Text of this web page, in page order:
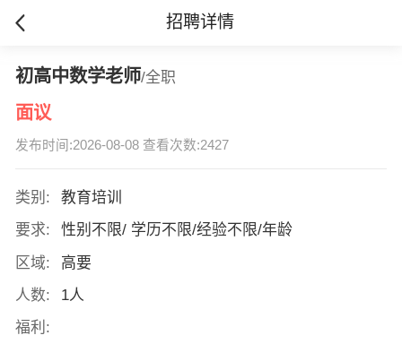
招聘详情
初高中数学老师/全职
面议
发布时间:2026-08-08 查看次数:2427
类别:
教育培训
要求:
性别不限/ 学历不限/经验不限/年龄
区域:
高要
人数:
1人
福利: